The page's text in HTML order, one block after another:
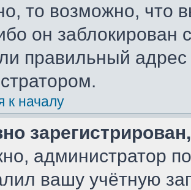
то возможно, что
он
правильный адрес
к началу
администратор
вашу учётную